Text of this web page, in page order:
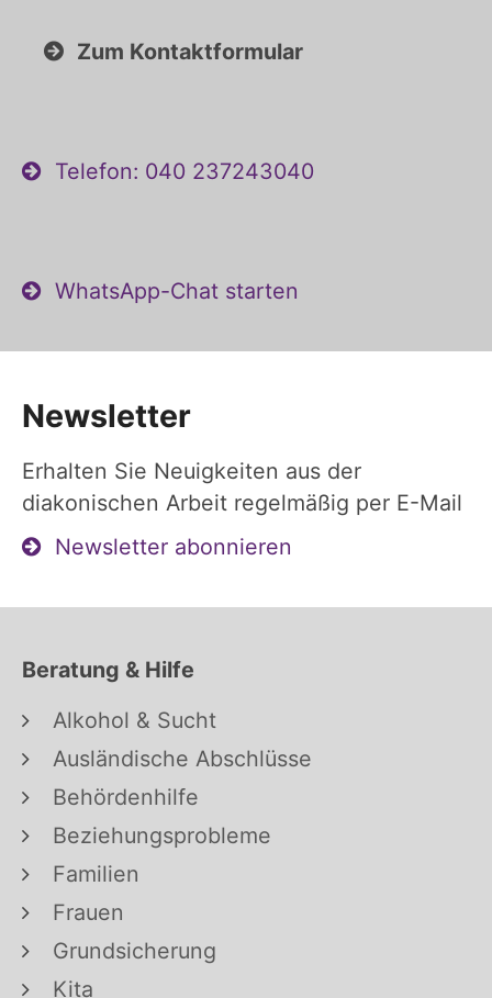
Zum Kontaktformular
Telefon: 040 237243040
WhatsApp-Chat starten
Newsletter
Erhalten Sie Neuigkeiten aus der
diakonischen Arbeit regelmäßig per E-Mail
Newsletter abonnieren
Beratung & Hilfe
Alkohol & Sucht
Ausländische Abschlüsse
Behördenhilfe
Beziehungsprobleme
Familien
Frauen
Grundsicherung
Kita